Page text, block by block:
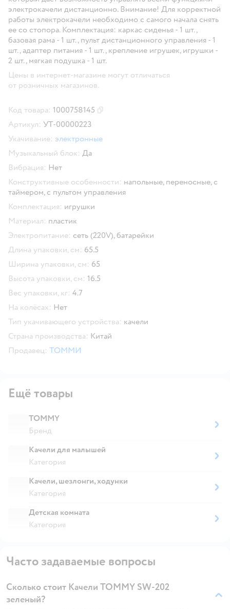
электрокачели дистанционно. Внимание! Для корректной
работы электрокачели необходимо с самого начала снять
ее со стопора. Комплектация: каркас сиденья - 1 шт.,
базовая рама - 1 шт., пульт дистанционного управления - 1
шт., адаптер питания - 1 шт. , крепление игрушек, игрушки -
2 шт., мягкая подушка - 1 шт.
Цены в интернет-магазине могут отличаться
от розничных магазинов.
Код товара: 1000758145
Артикул: УТ-00000223
Укачивание: электронные
Музыкальный блок: Да
Вибрация: Нет
Конструктивные особенности: напольные, переносные, с
таймером, с пультом управления
Комплектация: игрушки
Материал: пластик
Электропитание: сеть (220V),батарейки
Длина упаковки, см: 65.5
Ширина упаковки, см: 65
Высота упаковки, см: 16.5
Вес упаковки, кг: 4.7
На колёсах: Нет
Тип укачивающего устройства: качели
Страна производства: Китай
Продавец: ТОММИ
Ещё товары
TOMMY
Бренд
Качели для малышей
Категория
Качели, шезлонги, ходунки
Категория
Детская комната
Категория
Часто задаваемые вопросы
Сколько стоит Качели TOMMY SW-202
зеленый?